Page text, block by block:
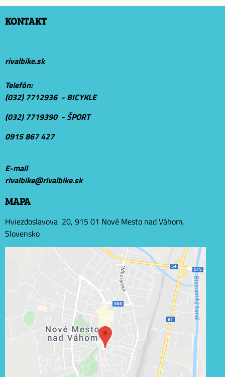
KONTAKT
rivalbike.sk
Telefón:
(032) 7712936 - BICYKLE
(032) 7719390 - ŠPORT
0915 867 427
E-mail
rivalbike@rivalbike.sk
MAPA
Hviezdoslavova 20, 915 01 Nové Mesto nad Váhom,
Slovensko
Externý obsah je blokovaný Voľbami súkromia
Prajete si načítať externý obsah?
Povoliť tentokrát
Povoliť a zapamätať - súhlas s druhom cookie: